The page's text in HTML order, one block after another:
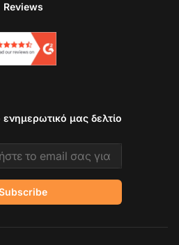
Reviews
μας δελτίο